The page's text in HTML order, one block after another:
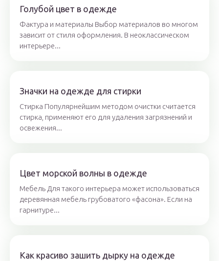
Голубой цвет в одежде
Фактура и материалы Выбор материалов во многом
зависит от стиля оформления. В неоклассическом
интерьере...
Значки на одежде для стирки
Стирка Популярнейшим методом очистки считается
стирка, применяют его для удаления загрязнений и
освежения...
Цвет морской волны в одежде
Мебель Для такого интерьера может использоваться
деревянная мебель грубоватого «фасона». Если на
гарнитуре...
Как красиво зашить дырку на одежде